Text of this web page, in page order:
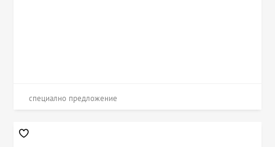
специално предложение